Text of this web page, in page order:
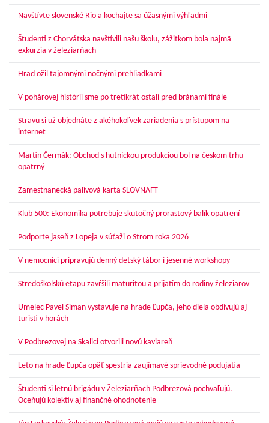
Navštívte slovenské Rio a kochajte sa úžasnými výhľadmi
Študenti z Chorvátska navštívili našu školu, zážitkom bola najmä
exkurzia v železiarňach
Hrad ožil tajomnými nočnými prehliadkami
V pohárovej histórii sme po tretíkrát ostali pred bránami finále
Stravu si už objednáte z akéhokoľvek zariadenia s prístupom na
internet
Martin Čermák: Obchod s hutníckou produkciou bol na českom trhu
opatrný
Zamestnanecká palivová karta SLOVNAFT
Klub 500: Ekonomika potrebuje skutočný prorastový balík opatrení
Podporte jaseň z Lopeja v súťaži o Strom roka 2026
V nemocnici pripravujú denný detský tábor i jesenné workshopy
Stredoškolskú etapu zavŕšili maturitou a prijatím do rodiny železiarov
Umelec Pavel Siman vystavuje na hrade Ľupča, jeho diela obdivujú aj
turisti v horách
V Podbrezovej na Skalici otvorili novú kaviareň
Leto na hrade Ľupča opäť spestria zaujímavé sprievodné podujatia
Študenti si letnú brigádu v Železiarňach Podbrezová pochvaľujú.
Oceňujú kolektív aj finančné ohodnotenie